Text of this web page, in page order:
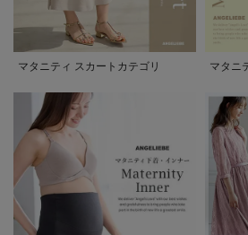
マタニティ スカートカテゴリ マタニ